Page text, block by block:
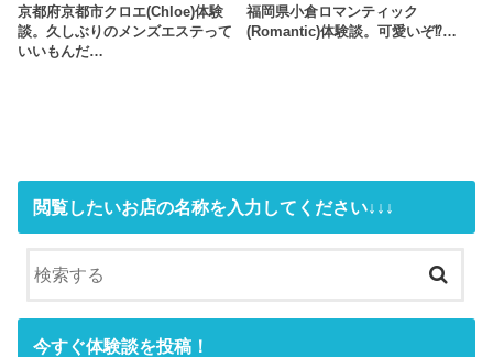
京都府京都市クロエ(Chloe)体験
談。久しぶりのメンズエステって
いいもんだ…
福岡県小倉ロマンティック
(Romantic)体験談。可愛いぞ⁉…
閲覧したいお店の名称を入力してください↓↓↓
今すぐ体験談を投稿！